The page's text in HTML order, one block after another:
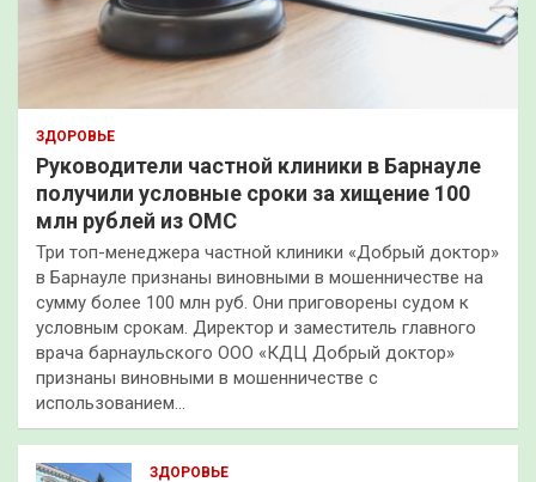
ЗДОРОВЬЕ
Руководители частной клиники в Барнауле
получили условные сроки за хищение 100
млн рублей из ОМС
Три топ-менеджера частной клиники «Добрый доктор»
в Барнауле признаны виновными в мошенничестве на
сумму более 100 млн руб. Они приговорены судом к
условным срокам. Директор и заместитель главного
врача барнаульского ООО «КДЦ Добрый доктор»
признаны виновными в мошенничестве с
использованием…
ЗДОРОВЬЕ